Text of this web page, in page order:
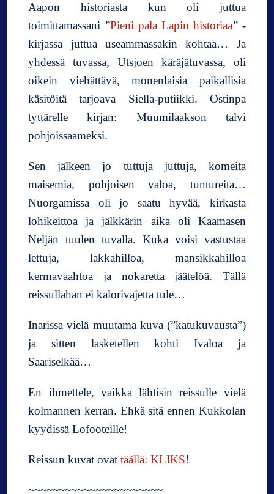
Aapon historiasta kun oli juttua
toimittamassani ”Pieni pala Lapin historiaa” -
kirjassa juttua useammassakin kohtaa… Ja
yhdessä tuvassa, Utsjoen käräjätuvassa, oli
oikein viehättävä, monenlaisia paikallisia
käsitöitä tarjoava Siella-putiikki. Ostinpa
tyttärelle kirjan: Muumilaakson talvi
pohjoissaameksi.
Sen jälkeen jo tuttuja juttuja, komeita
maisemia, pohjoisen valoa, tuntureita…
Nuorgamissa oli jo saatu hyvää, kirkasta
lohikeittoa ja jälkkärin aika oli Kaamasen
Neljän tuulen tuvalla. Kuka voisi vastustaa
lettuja, lakkahilloa, mansikkahilloa
kermavaahtoa ja nokaretta jäätelöä. Tällä
reissullahan ei kalorivajetta tule…
Inarissa vielä muutama kuva (”katukuvausta”)
ja sitten lasketellen kohti Ivaloa ja
Saariselkää…
En ihmettele, vaikka lähtisin reissulle vielä
kolmannen kerran. Ehkä sitä ennen Kukkolan
kyydissä Lofooteille!
Reissun kuvat ovattäällä: KLIKS!
~~~~~~~~~~~~~~~~~~~~~~